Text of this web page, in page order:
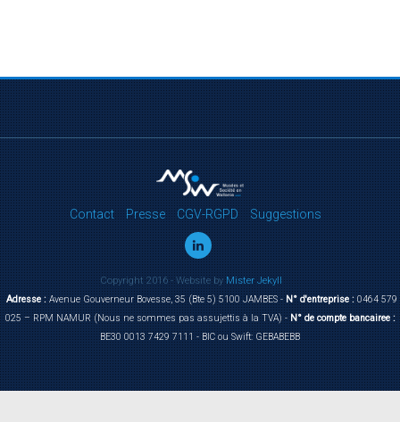
Contact Presse CGV-RGPD Suggestions
Copyright 2016 - Website byMister Jekyll
Adresse :Avenue Gouverneur Bovesse, 35 (Bte 5) 5100 JAMBES -N° d'entreprise :0464 579
025 – RPM NAMUR (Nous ne sommes pas assujettis à la TVA) -N° de compte bancairee :
BE30 0013 7429 7111 - BIC ou Swift: GEBABEBB